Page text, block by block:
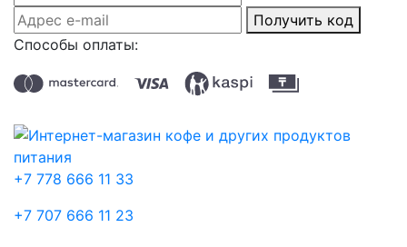
Получить код
Способы оплаты:
+7 778 666 11 33
+7 707 666 11 23